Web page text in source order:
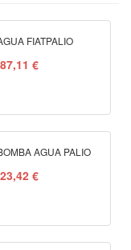
FIATPALIO
€
AGUA PALIO
€